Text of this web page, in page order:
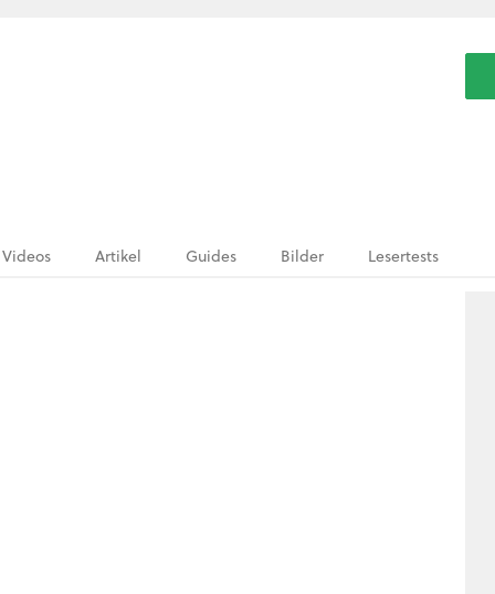
Videos Artikel Guides Bilder Lesertests